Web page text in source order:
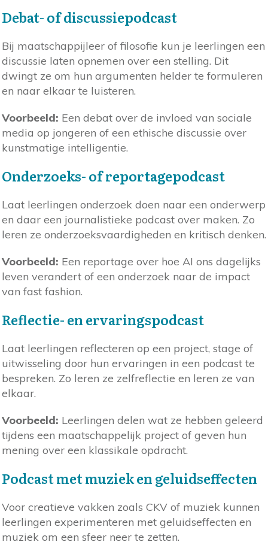
Debat- of discussiepodcast
Bij maatschappijleer of filosofie kun je leerlingen een
discussie laten opnemen over een stelling. Dit
dwingt ze om hun argumenten helder te formuleren
en naar elkaar te luisteren.
Voorbeeld: Een debat over de invloed van sociale
media op jongeren of een ethische discussie over
kunstmatige intelligentie.
Onderzoeks- of reportagepodcast
Laat leerlingen onderzoek doen naar een onderwerp
en daar een journalistieke podcast over maken. Zo
leren ze onderzoeksvaardigheden en kritisch denken.
Voorbeeld: Een reportage over hoe AI ons dagelijks
leven verandert of een onderzoek naar de impact
van fast fashion.
Reflectie- en ervaringspodcast
Laat leerlingen reflecteren op een project, stage of
uitwisseling door hun ervaringen in een podcast te
bespreken. Zo leren ze zelfreflectie en leren ze van
elkaar.
Voorbeeld: Leerlingen delen wat ze hebben geleerd
tijdens een maatschappelijk project of geven hun
mening over een klassikale opdracht.
Podcast met muziek en geluidseffecten
Voor creatieve vakken zoals CKV of muziek kunnen
leerlingen experimenteren met geluidseffecten en
muziek om een sfeer neer te zetten.